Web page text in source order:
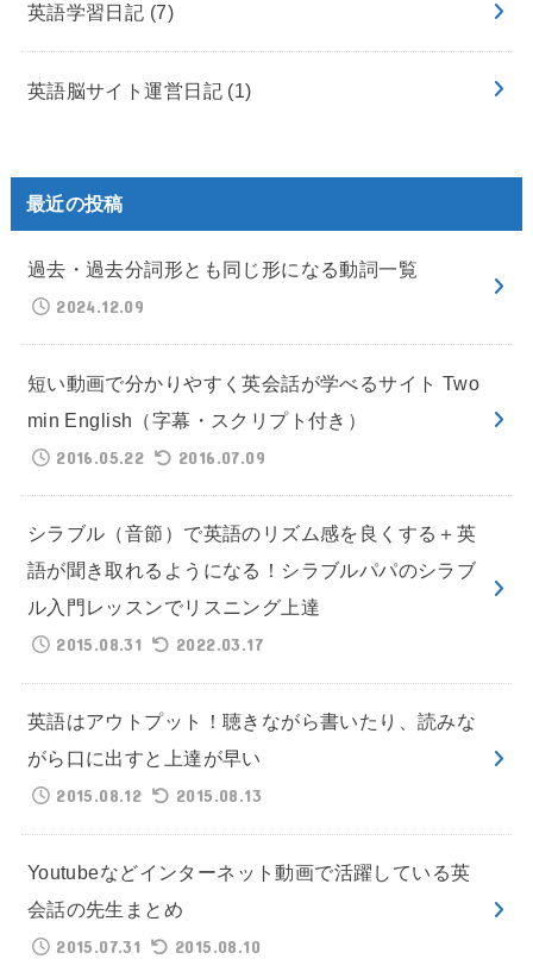
英語学習日記 (7)
英語脳サイト運営日記 (1)
最近の投稿
過去・過去分詞形とも同じ形になる動詞一覧
2024.12.09
短い動画で分かりやすく英会話が学べるサイト Two
min English（字幕・スクリプト付き）
2016.05.22
2016.07.09
シラブル（音節）で英語のリズム感を良くする＋英
語が聞き取れるようになる！シラブルパパのシラブ
ル入門レッスンでリスニング上達
2015.08.31
2022.03.17
英語はアウトプット！聴きながら書いたり、読みな
がら口に出すと上達が早い
2015.08.12
2015.08.13
Youtubeなどインターネット動画で活躍している英
会話の先生まとめ
2015.07.31
2015.08.10